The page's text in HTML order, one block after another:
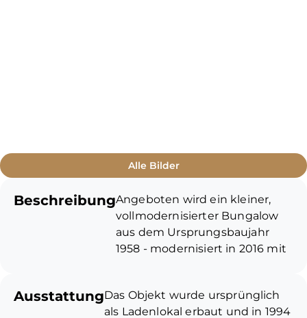
Alle Bilder
BeschreibungAngeboten wird ein kleiner,
vollmodernisierter Bungalow
aus dem Ursprungsbaujahr
1958 - modernisiert in 2016 mit
70 m²) befindet sich das
geräumige Wohnzimmer mit
AusstattungDas Objekt wurde ursprünglich
als Ladenlokal erbaut und in 1994